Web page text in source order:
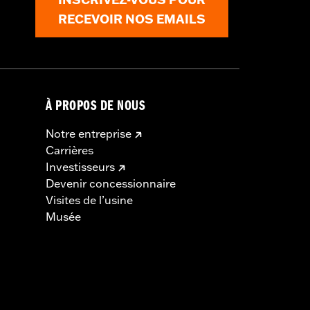
RECEVOIR NOS EMAILS
À PROPOS DE NOUS
Notre entreprise
Carrières
Investisseurs
Devenir concessionnaire
Visites de l’usine
Musée